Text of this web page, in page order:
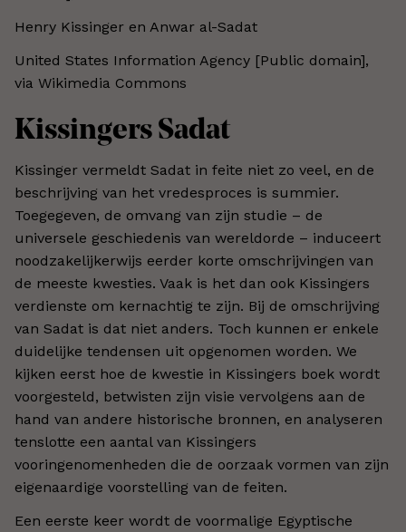
Henry Kissinger en Anwar al-Sadat
United States Information Agency [Public domain],
via Wikimedia Commons
Kissingers Sadat
Kissinger vermeldt Sadat in feite niet zo veel, en de
beschrijving van het vredesproces is summier.
Toegegeven, de omvang van zijn studie – de
universele geschiedenis van wereldorde – induceert
noodzakelijkerwijs eerder korte omschrijvingen van
de meeste kwesties. Vaak is het dan ook Kissingers
verdienste om kernachtig te zijn. Bij de omschrijving
van Sadat is dat niet anders. Toch kunnen er enkele
duidelijke tendensen uit opgenomen worden. We
kijken eerst hoe de kwestie in Kissingers boek wordt
voorgesteld, betwisten zijn visie vervolgens aan de
hand van andere historische bronnen, en analyseren
tenslotte een aantal van Kissingers
vooringenomenheden die de oorzaak vormen van zijn
eigenaardige voorstelling van de feiten.
Een eerste keer wordt de voormalige Egyptische